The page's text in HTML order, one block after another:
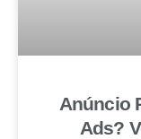
Anúncio
Ads?